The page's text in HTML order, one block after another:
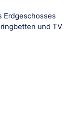
Erdgeschosses
und TV